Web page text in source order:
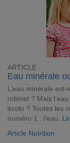
ARTICLE
Eau minérale
L’eau minérale
robinet ? Mais
écolo ? Toutes les
numéro 1 : l’eau.
Article Nutrition